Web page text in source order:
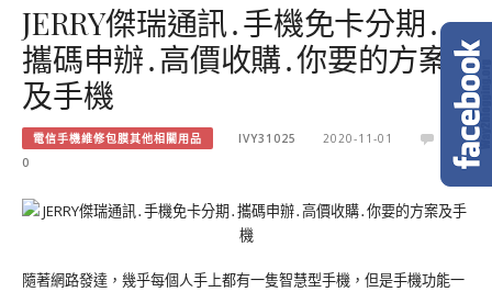
JERRY傑瑞通訊․手機免卡分期․
攜碼申辦․高價收購․你要的方案
及手機
電信手機維修包膜其他相關用品 IVY31025
2020-11-01
0
隨著網路發達，幾乎每個人手上都有一隻智慧型手機，但是手機功能一